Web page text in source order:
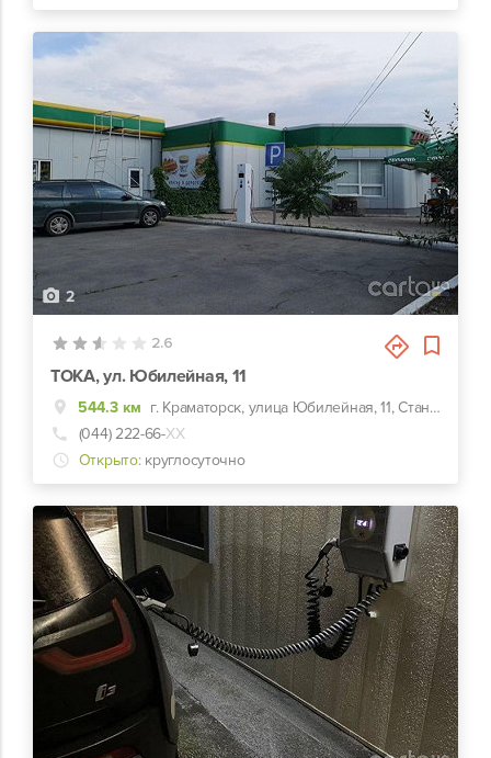
2
2.6
TOKA, ул. Юбилейная, 11
544.3 км
г. Краматорск, улица Юбилейная, 11, Cтанция находится сзади на парковке АЗС Параллель
(044) 222-66-ХХ
Открыто: круглосуточно